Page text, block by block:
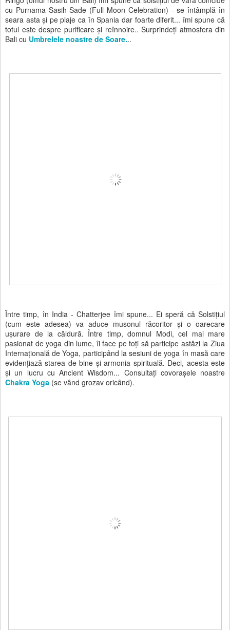
cu Purnama Sasih Sade (Full Moon Celebration) - se întâmplă în
seara asta și pe plaje ca în Spania dar foarte diferit... îmi spune că
totul este despre purificare și reînnoire.. Surprindeți atmosfera din
Bali cu Umbrelele noastre de Soare...
Între timp, în India - Chatterjee îmi spune... Ei speră că Solstițiul
(cum este adesea) va aduce musonul răcoritor și o oarecare
ușurare de la căldură. Între timp, domnul Modi, cel mai mare
pasionat de yoga din lume, îi face pe toți să participe astăzi la Ziua
Internațională de Yoga, participând la sesiuni de yoga în masă care
evidențiază starea de bine și armonia spirituală. Deci, acesta este
și un lucru cu Ancient Wisdom... Consultați covorașele noastre
Chakra Yoga (se vând grozav oricând).